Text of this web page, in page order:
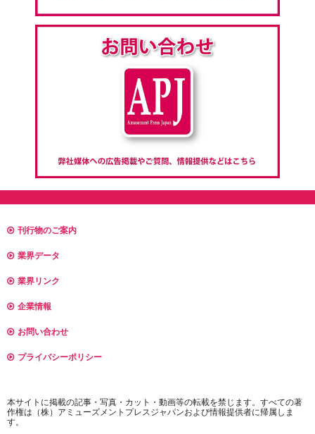
刊行物のご案内
業界データ
業界リンク
企業情報
お問い合わせ
プライバシーポリシー
本サイトに掲載の記事・写真・カット・動画等の転載を禁じます。すべての著
作権は（株）アミューズメントプレスジャパンおよび情報提供者に帰属しま
す。